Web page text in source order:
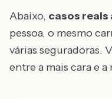
Abaixo, casos
pessoa, o mesmo
várias seguradoras.
entre a mais cara e a